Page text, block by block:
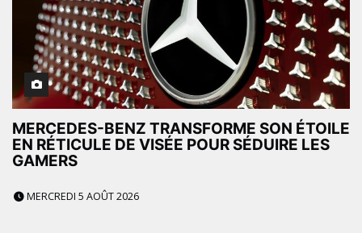
MERCEDES-BENZ TRANSFORME SON ÉTOILE
EN RÉTICULE DE VISÉE POUR SÉDUIRE LES
GAMERS
MERCREDI 5 AOÛT 2026